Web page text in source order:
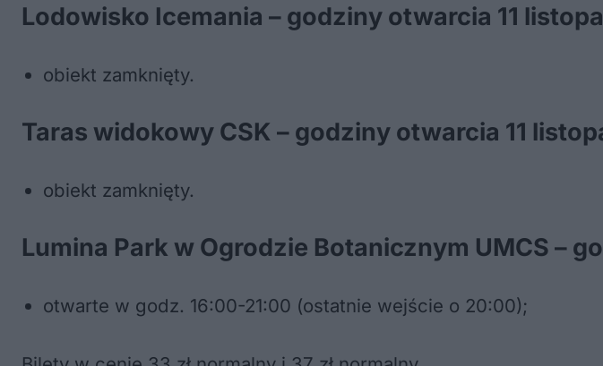
Lodowisko Icemania – godziny otwarcia 11
obiekt zamknięty.
Taras widokowy CSK – godziny otwarcia 11
obiekt zamknięty.
Lumina Park w Ogrodzie Botanicznym UMCS –
otwarte w godz. 16:00-21:00 (ostatnie wejście o 20:00);